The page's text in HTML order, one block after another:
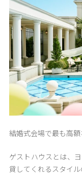
結婚式会場で最も高額
ゲストハウスとは、
貸してくれるスタイル